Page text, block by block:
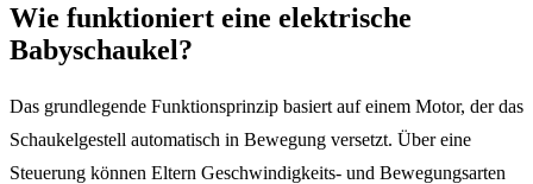
Wie funktioniert eine elektrische
Babyschaukel?
Das grundlegende Funktionsprinzip basiert auf einem Motor, der das
Schaukelgestell automatisch in Bewegung versetzt. Über eine
Steuerung können Eltern Geschwindigkeits- und Bewegungsarten